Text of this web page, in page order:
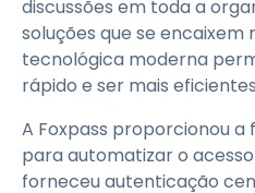
discussões em toda a
soluções que se
tecnológica moderna
rápido e ser mais
A Foxpass proporcionou
para automatizar o
forneceu autenticação